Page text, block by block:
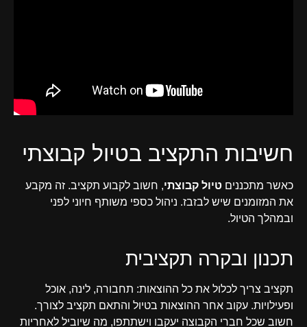
חשיבות התקציב בטיול קבוצתי
כאשר מתכננים טיול קבוצתי, חשוב לקבוע תקציב. זה מקבע
את המזומנים שיש לבזבז. ניהול כספי משותף חיוני לפני
ובמהלך הטיול.
תכנון ובקרה תקציבית
תקציב צריך לכלול את כל ההוצאות: תחבורה, לינה, אוכל
ופעילויות. עקוב אחר ההוצאות בטיול והתאם תקציב לצורך.
חשוב שכל חברי הקבוצה יעקבו וישתתפו, מה שיוביל לאחריות